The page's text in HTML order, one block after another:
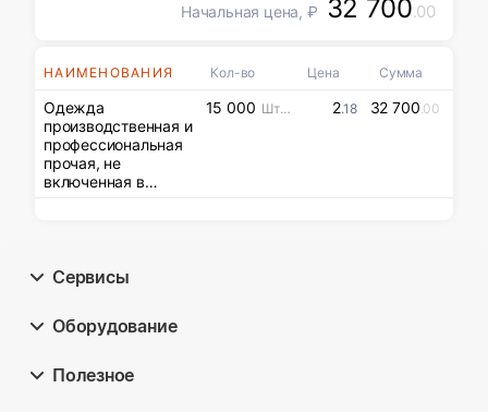
Начальная цена, ₽ 32 700.00
НАИМЕНОВАНИЯ Кол-во Цена Сумма
Одежда
производственная и
профессиональная
прочая, не
включенная в
использования,
нестерильная
15 000 Штука (шт) 2.18 32 700.00
Сервисы
Оборудование
Полезное